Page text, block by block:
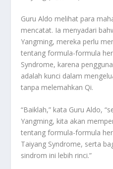
Guru Aldo melihat para
mencatat. Ia menyadari
Yangming, mereka perlu
tentangformula-formula
Syndrome, karena
adalah kunci dalam
tanpa melemahkan Qi.
“Baiklah,” kata Guru Aldo,
Yangming, kita akan
tentang formula-formula
Taiyang Syndrome, serta
sindrom ini lebih rinci.”